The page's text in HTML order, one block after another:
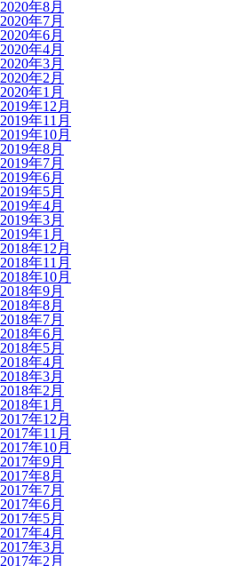
2020年8月
2020年7月
2020年6月
2020年4月
2020年3月
2020年2月
2020年1月
2019年12月
2019年11月
2019年10月
2019年8月
2019年7月
2019年6月
2019年5月
2019年4月
2019年3月
2019年1月
2018年12月
2018年11月
2018年10月
2018年9月
2018年8月
2018年7月
2018年6月
2018年5月
2018年4月
2018年3月
2018年2月
2018年1月
2017年12月
2017年11月
2017年10月
2017年9月
2017年8月
2017年7月
2017年6月
2017年5月
2017年4月
2017年3月
2017年2月